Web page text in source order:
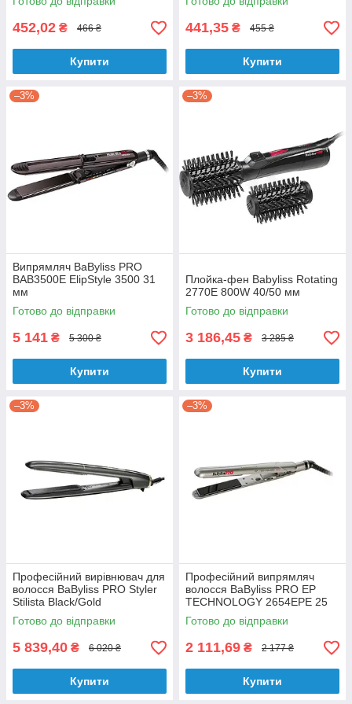
452,02 ₴ 466 ₴
Купити
441,35 ₴ 455 ₴
Купити
–3%
Випрямляч BaByliss PRO
BAB3500E ElipStyle 3500 31
мм
Готово до відправки
5 141 ₴ 5 300 ₴
Купити
–3%
Плойка-фен Babyliss Rotating
2770E 800W 40/50 мм
Готово до відправки
3 186,45 ₴ 3 285 ₴
Купити
–3%
Професійний вирівнювач для
волосся BaByliss PRO Styler
Stilista Black/Gold
Готово до відправки
5 839,40 ₴ 6 020 ₴
Купити
–3%
Професійний випрямляч
волосся BaByliss PRO EP
TECHNOLOGY 2654EPE 25
мм
Готово до відправки
2 111,69 ₴ 2 177 ₴
Купити